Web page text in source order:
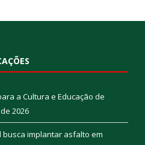
a Cultura e Educação de
2026
implantar asfalto em